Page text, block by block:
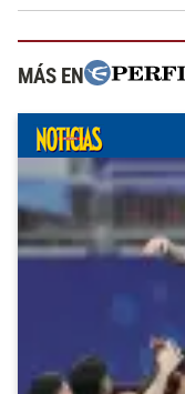
MÁS EN